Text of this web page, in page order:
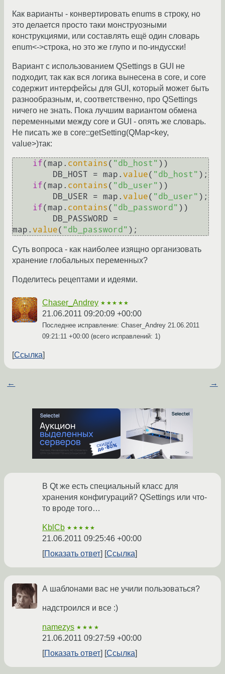
Как варианты - конвертировать enums в строку, но
это делается просто таки монструозными
конструкциями, или составлять ещё один словарь
enum<->строка, но это же глупо и по-индусски!
Вариант с использованием QSettings в GUI не
подходит, так как вся логика вынесена в core, и core
содержит интерфейсы для GUI, который может быть
разнообразным, и, соответственно, про QSettings
ничего не знать. Пока лучшим вариантом обмена
переменными между core и GUI - опять же словарь.
Не писать же в core::getSetting(QMap<key,
value>)так:
if(map. contains ( "db_host" ))
        DB_HOST = map.
value( "db_host" );
if(map. contains ( "db_user" ))
        DB_USER = map.
value( "db_user" );
if(map. contains ( "db_password" ))
map. value( "db_password"
Суть вопроса - как наиболее изящно организовать
хранение глобальных переменных?
Поделитесь рецептами и идеями.
Chaser_Andrey ★★★★★
21.06.2011 09:20:09 +00:00
Последнее исправление: Chaser_Andrey 21.06.2011
09:21:11 +00:00 (всего исправлений: 1)
Ссылка
← →
В Qt же есть специальный класс для
хранения конфигураций? QSettings или что-
то вроде того…
KblCb ★★★★★
21.06.2011 09:25:46 +00:00
Показать ответ
Ссылка
А шаблонами вас не учили пользоваться?
надстроился и все :)
namezys ★★★★
21.06.2011 09:27:59 +00:00
Показать ответ
Ссылка